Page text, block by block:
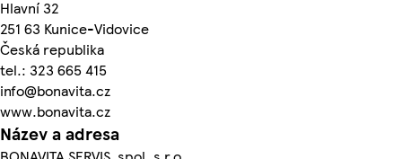
Hlavní 32
251 63 Kunice-Vidovice
Česká republika
tel.: 323 665 415
info@bonavita.cz
www.bonavita.cz
Název a adresa